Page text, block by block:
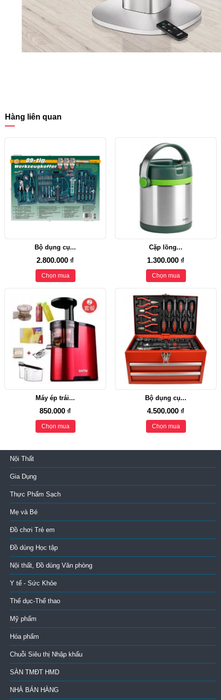
Hàng liên quan
Bộ dụng cụ...
2.800.000 ₫
Chọn mua
Cặp lồng...
1.300.000 ₫
Chọn mua
Máy ép trái...
850.000 ₫
Chọn mua
Bộ dụng cụ...
4.500.000 ₫
Chọn mua
Nội Thất
Gia Dụng
Thực Phẩm Sạch
Mẹ và Bé
Đồ chơi Trẻ em
Đồ dùng Học tập
Nội thất, Đồ dùng Văn phòng
Y tế - Sức Khỏe
Thể dục-Thể thao
Mỹ phẩm
Hóa phẩm
Chuỗi Siêu thị Nhập khẩu
SÀN TMĐT HMD
NHÀ BÁN HÀNG